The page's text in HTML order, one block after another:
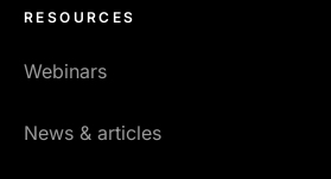
RESOURCES
Webinars
News & articles